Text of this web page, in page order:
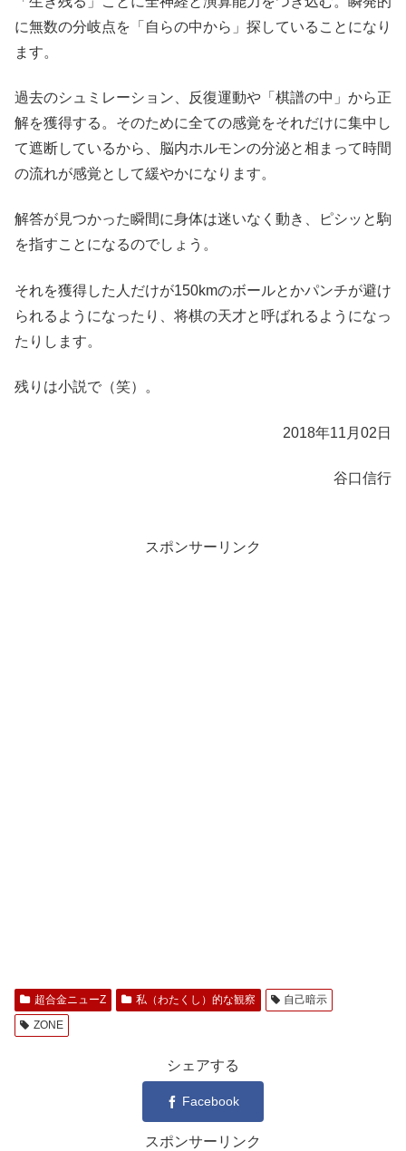
に無数の分岐点を「自らの中から」探していることになり
ます。
過去のシュミレーション、反復運動や「棋譜の中」から正
解を獲得する。そのために全ての感覚をそれだけに集中し
て遮断しているから、脳内ホルモンの分泌と相まって時間
の流れが感覚として緩やかになります。
解答が見つかった瞬間に身体は迷いなく動き、ピシッと駒
を指すことになるのでしょう。
それを獲得した人だけが150kmのボールとかパンチが避け
られるようになったり、将棋の天才と呼ばれるようになっ
たりします。
残りは小説で（笑）。
2018年11月02日
谷口信行
スポンサーリンク
超合金ニューZ 私（わたくし）的な観察
自己暗示
ZONE
シェアする
Facebook
スポンサーリンク